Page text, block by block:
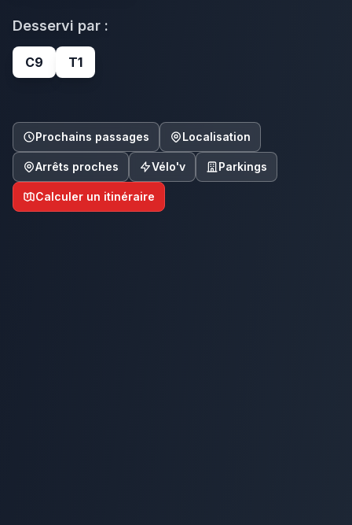
Desservi par :
C9 T1
Prochains passages Localisation
Arrêts proches Vélo'v Parkings
Calculer un itinéraire